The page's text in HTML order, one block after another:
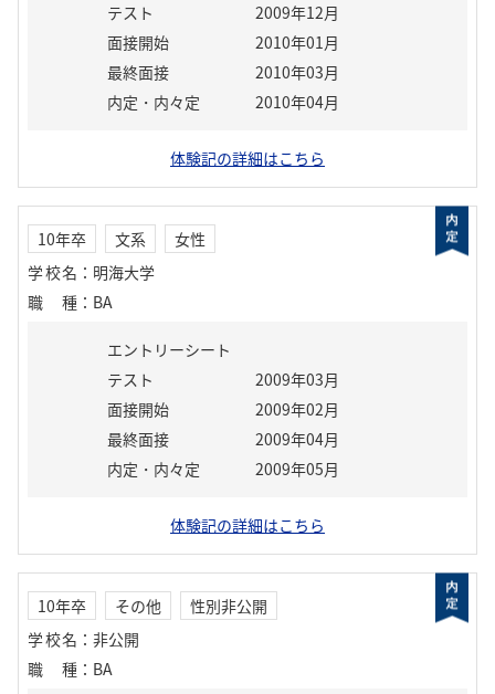
テスト
2009年12月
面接開始
2010年01月
最終面接
2010年03月
内定・内々定
2010年04月
体験記の詳細はこちら
10年卒 文系
女性
学校名 ： 明海大学
職種 ： BA
エントリーシート
テスト
2009年03月
面接開始
2009年02月
最終面接
2009年04月
内定・内々定
2009年05月
体験記の詳細はこちら
10年卒 その他
性別非公開
学校名 ： 非公開
職種 ： BA